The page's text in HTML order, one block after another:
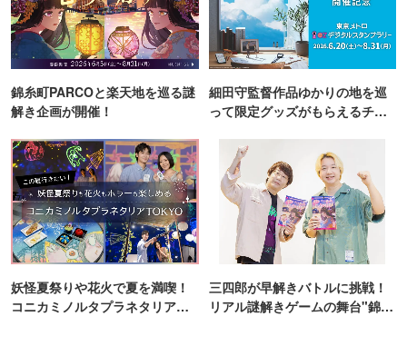
錦糸町PARCOと楽天地を巡る謎
解き企画が開催！
細田守監督作品ゆかりの地を巡
って限定グッズがもらえるチャ
妖怪夏祭りや花火で夏を満喫！
コニカミノルタプラネタリア
三四郎が早解きバトルに挑戦！
リアル謎解きゲームの舞台"錦糸